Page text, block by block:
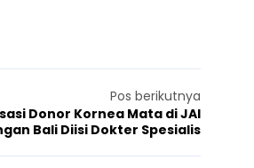
Pos berikutnya
Donor Kornea Mata di JAI
Bali Diisi Dokter Spesialis